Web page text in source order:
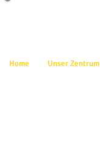
Home Unser Zentrum